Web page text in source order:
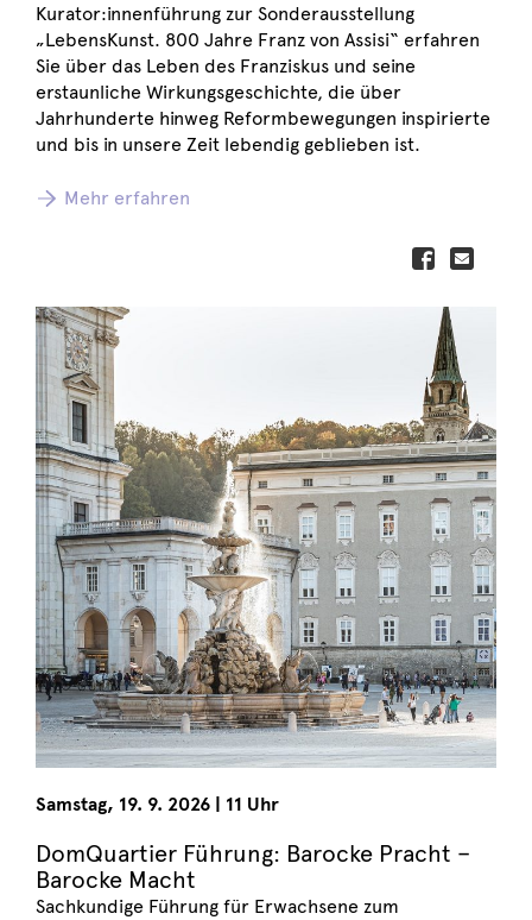
Kurator:innenführung zur Sonderausstellung
„LebensKunst. 800 Jahre Franz von Assisi“ erfahren
Sie über das Leben des Franziskus und seine
erstaunliche Wirkungsgeschichte, die über
Jahrhunderte hinweg Reformbewegungen inspirierte
und bis in unsere Zeit lebendig geblieben ist.
Mehr erfahren
Samstag, 19. 9. 2026 | 11 Uhr
DomQuartier Führung: Barocke Pracht –
Barocke Macht
Sachkundige Führung für Erwachsene zum